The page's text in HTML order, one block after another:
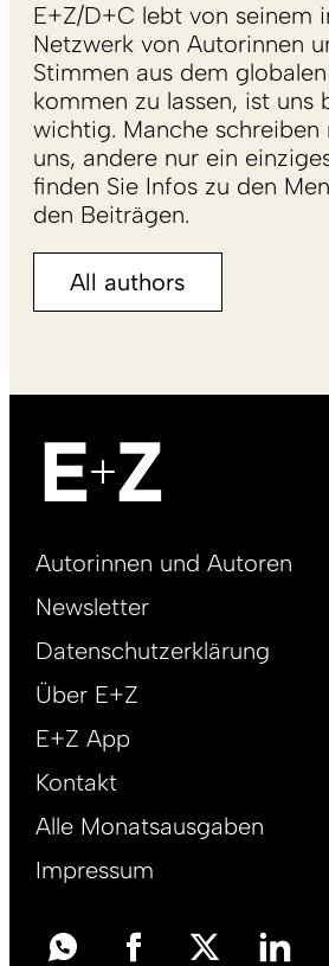
E+Z/D+C lebt von seinem
Netzwerk von Autorinnen
Stimmen aus dem
kommen zu lassen, ist uns
wichtig. Manche
uns, andere nur ein
finden Sie Infos zu den
den Beiträgen.
All authors
Footer
DE
Autorinnen und Autoren
Newsletter
Datenschutzerklärung
Über E+Z
E+Z App
Kontakt
Alle Monatsausgaben
Impressum